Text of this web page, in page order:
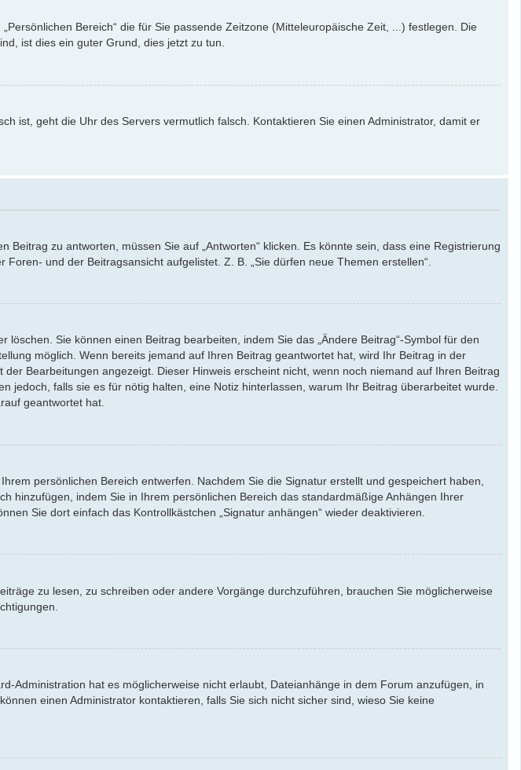
Bereich“ die für Sie passende Zeitzone (Mitteleuropäische Zeit, ...) festlegen. Die
ist dies ein guter Grund, dies jetzt zu tun.
ist, geht die Uhr des Servers vermutlich falsch. Kontaktieren Sie einen Administrator, damit er
zu antworten, müssen Sie auf „Antworten“ klicken. Es könnte sein, dass eine Registrierung
und der Beitragsansicht aufgelistet. Z. B. „Sie dürfen neue Themen erstellen“.
Sie können einen Beitrag bearbeiten, indem Sie das „Ändere Beitrag“-Symbol für den
möglich. Wenn bereits jemand auf Ihren Beitrag geantwortet hat, wird Ihr Beitrag in der
Bearbeitungen angezeigt. Dieser Hinweis erscheint nicht, wenn noch niemand auf Ihren Beitrag
falls sie es für nötig halten, eine Notiz hinterlassen, warum Ihr Beitrag überarbeitet wurde.
geantwortet hat.
persönlichen Bereich entwerfen. Nachdem Sie die Signatur erstellt und gespeichert haben,
hinzufügen, indem Sie in Ihrem persönlichen Bereich das standardmäßige Anhängen Ihrer
Sie dort einfach das Kontrollkästchen „Signatur anhängen“ wieder deaktivieren.
zu lesen, zu schreiben oder andere Vorgänge durchzuführen, brauchen Sie möglicherweise
Administration hat es möglicherweise nicht erlaubt, Dateianhänge in dem Forum anzufügen, in
einen Administrator kontaktieren, falls Sie sich nicht sicher sind, wieso Sie keine